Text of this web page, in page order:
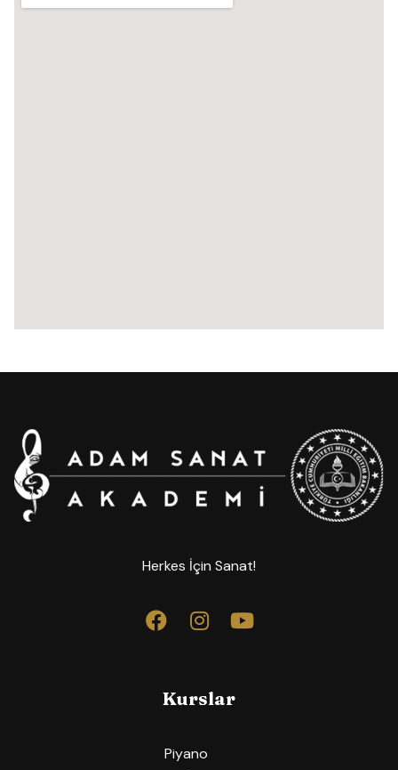
Herkes İçin Sanat!
Kurslar
Piyano